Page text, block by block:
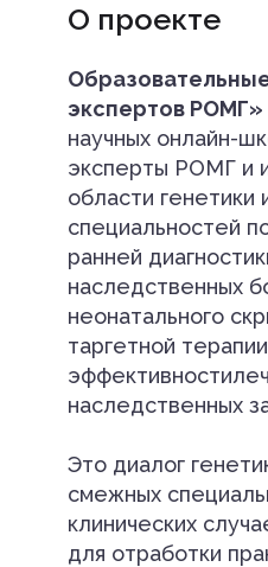
О проекте
экспертов РОМГ»
научных онлайн-
эксперты РОМГ и
области генетики
специальностей
ранней
наследственных
неонатального
таргетной
наследственных
Это диалог
смежных
клинических
для отработки